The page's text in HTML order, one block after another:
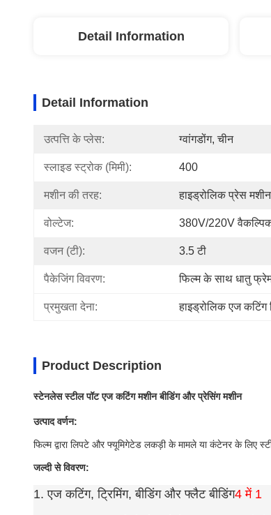
Detail Information
Detail Information
उत्पत्ति के प्लेस: ग्वांगडोंग, चीन
स्लाइड स्ट्रोक (मिमी): 400
मशीन की तरह: हाइड्रोलिक प्रेस मशीन
वोल्टेज: 380V/220V
वजन (टी): 3.5 टी
पैकेजिंग विवरण: फिल्म के साथ धातु
प्रमुखता देना: हाइड्रोलिक एज कटिंग
Product Description
स्टेनलेस स्टील पॉट एज कटिंग मशीन बीडिंग और प्रेसिंग मशीन
उत्पाद वर्णन:
फिल्म द्वारा लिपटे और फ्यूमिगेटेड लकड़ी के मामले या कंटेनर के लिए
जल्दी से विवरण:
1. एज कटिंग, ट्रिमिंग, बीडिंग और फ्लैट बीडिंग4 में 1